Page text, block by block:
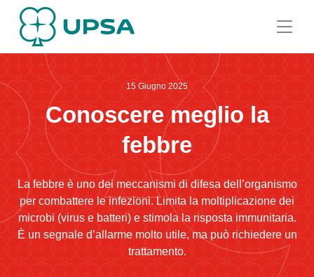
15 Giugno 2025
Conoscere meglio la
febbre
La febbre è uno dei meccanismi di difesa dell’organismo
per combattere le infezioni. Limita la moltiplicazione dei
microbi (virus e batteri) e stimola la risposta immunitaria.
È un segnale d’allarme molto utile, ma può richiedere un
trattamento.